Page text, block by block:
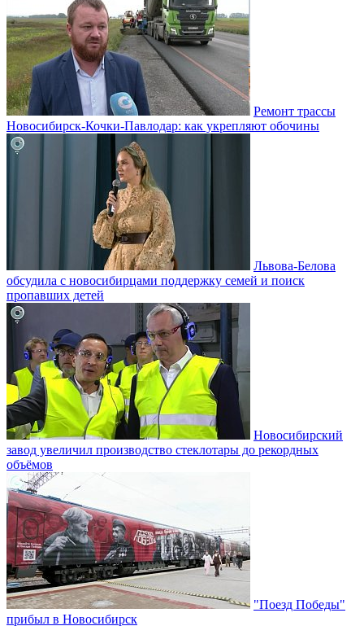
Ремонт трассы
Новосибирск-Кочки-Павлодар: как укрепляют обочины
Львова-Белова
обсудила с новосибирцами поддержку семей и поиск
пропавших детей
Новосибирский
завод увеличил производство стеклотары до рекордных
объёмов
"Поезд Победы"
прибыл в Новосибирск